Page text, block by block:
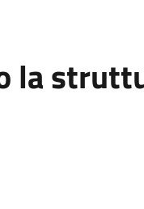
la